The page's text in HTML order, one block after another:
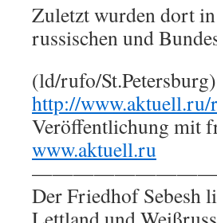
Zuletzt wurden dort
russischen und
(ld/rufo/St.Petersburg)
http://www.aktuell.ru/
Veröffentlichung mit
www.aktuell.ru
Der Friedhof Sebesh